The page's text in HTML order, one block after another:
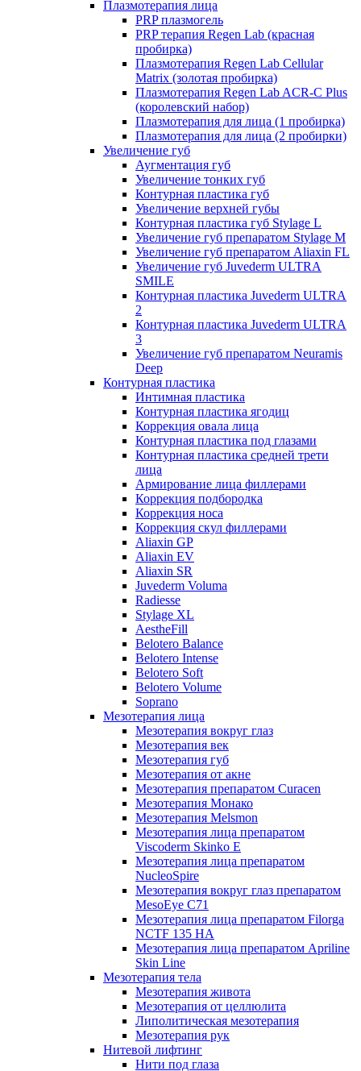
Плазмотерапия лица
PRP плазмогель
PRP терапия Regen Lab (красная
пробирка)
Плазмотерапия Regen Lab Cellular
Matrix (золотая пробирка)
Плазмотерапия Regen Lab ACR-C Plus
(королевский набор)
Плазмотерапия для лица (1 пробирка)
Плазмотерапия для лица (2 пробирки)
Увеличение губ
Аугментация губ
Увеличение тонких губ
Контурная пластика губ
Увеличение верхней губы
Контурная пластика губ Stylage L
Увеличение губ препаратом Stylage M
Увеличение губ препаратом Aliaxin FL
Увеличение губ Juvederm ULTRA
SMILE
Контурная пластика Juvederm ULTRA
2
Контурная пластика Juvederm ULTRA
3
Увеличение губ препаратом Neuramis
Deep
Контурная пластика
Интимная пластика
Контурная пластика ягодиц
Коррекция овала лица
Контурная пластика под глазами
Контурная пластика средней трети
лица
Армирование лица филлерами
Коррекция подбородка
Коррекция носа
Коррекция скул филлерами
Aliaxin GP
Aliaxin EV
Aliaxin SR
Juvederm Voluma
Radiesse
Stylage XL
AestheFill
Belotero Balance
Belotero Intense
Belotero Soft
Belotero Volume
Soprano
Мезотерапия лица
Мезотерапия вокруг глаз
Мезотерапия век
Мезотерапия губ
Мезотерапия от акне
Мезотерапия препаратом Curacen
Мезотерапия Монако
Мезотерапия Melsmon
Мезотерапия лица препаратом
Viscoderm Skinko E
Мезотерапия лица препаратом
NucleoSpire
Мезотерапия вокруг глаз препаратом
MesoEye С71
Мезотерапия лица препаратом Filorga
NCTF 135 HA
Мезотерапия лица препаратом Apriline
Skin Line
Мезотерапия тела
Мезотерапия живота
Мезотерапия от целлюлита
Липолитическая мезотерапия
Мезотерапия рук
Нитевой лифтинг
Нити под глаза